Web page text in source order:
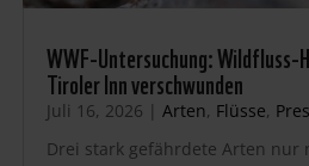
WWF-Untersuchung: Wildfluss-
Tiroler Inn verschwunden
Juli 16, 2026 | Arten, Flüsse,
Drei stark gefährdete Arten nur